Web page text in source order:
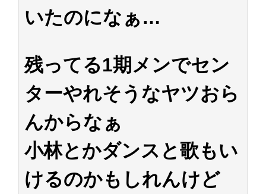
アイドル – ぷぅアンテナ / 【乃木坂46】井上和の『なぎおはぎ』って こん
ぺいとう×いちごみるく×マヨラー星人 と同じと考えてよろしいですか？
ふぇどみ！ / 【悲報】呪術廻戦、視聴率5.1%
ふぇどみ！ / 【画像】スポ－ツキャスターお姉さん・ハメまくりだったｗｗ
ふぇどみ！ / 【悲報】母「裕福な過程が高学歴になるとか大嘘。教育に金を
かけまくったうちの息子が団地住みの貧乏に学歴で負けた」
Powered by livedoor 相互RSS
いたのになぁ…
残ってる1期メンでセン
ターやれそうなヤツおら
んからなぁ
小林とかダンスと歌もい
けるのかもしれんけど